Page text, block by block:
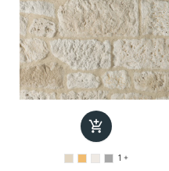

1 